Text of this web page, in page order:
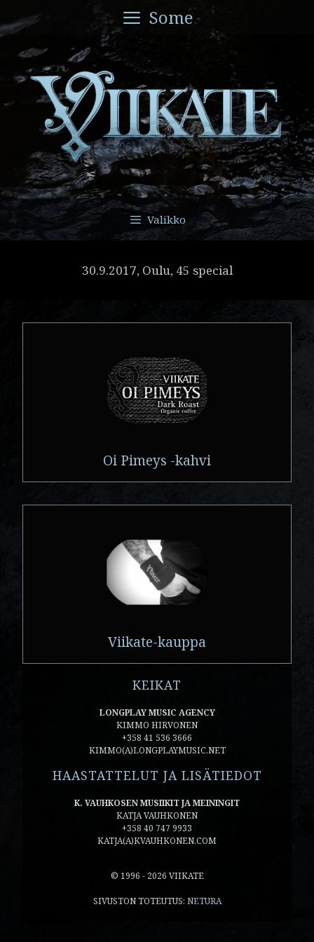
sisältöön
Some
Valikko
30.9.2017, Oulu, 45 special
Oi Pimeys -kahvi
Viikate-kauppa
KEIKAT
LONGPLAY MUSIC AGENCY
KIMMO HIRVONEN
+358 41 536 3666
KIMMO(A)LONGPLAYMUSIC.NET
HAASTATTELUT JA LISÄTIEDOT
K. VAUHKOSEN MUSIIKIT JA MEININGIT
KATJA VAUHKONEN
+358 40 747 9933
KATJA(A)KVAUHKONEN.COM
© 1996 - 2026 VIIKATE
SIVUSTON TOTEUTUS: NETURA